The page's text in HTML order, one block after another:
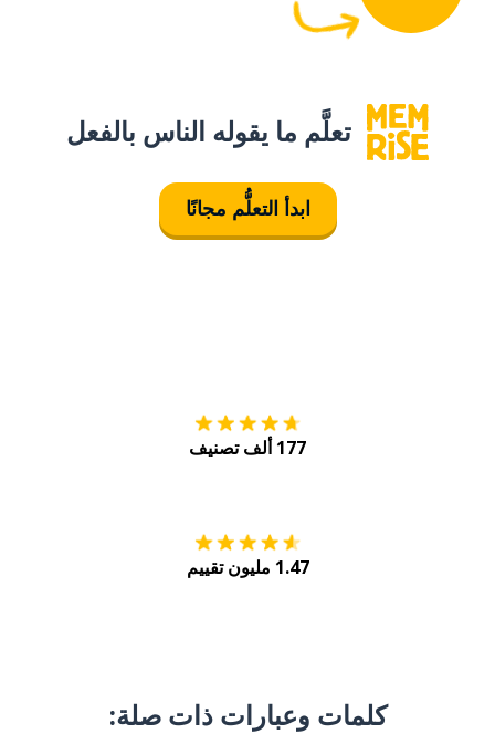
تعلَّم ما يقوله الناس بالفعل
ابدأ التعلُّم مجانًا
177 ألف تصنيف
1.47 مليون تقييم
كلمات وعبارات ذات صلة: